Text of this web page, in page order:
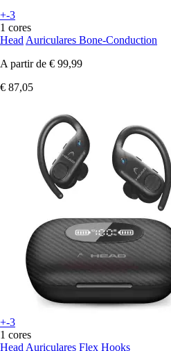
+-3
1 cores
Head Auriculares Bone-Conduction
A partir de € 99,99
€ 87,05
+-3
1 cores
Head Auriculares Flex Hooks